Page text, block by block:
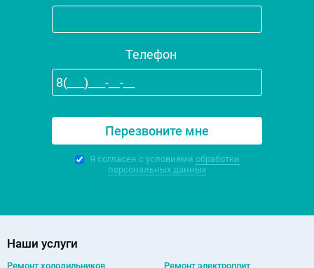
Телефон
Я согласен с условиями обработки
персональных данных
Наши услуги
Ремонт холодильников
Ремонт электроплит